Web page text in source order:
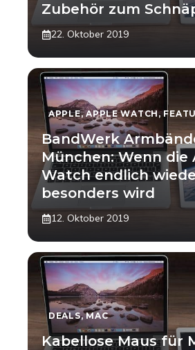
Zubehör zum
22. Oktober 2019
APPLE,APPLE WATCH,
BandWerk
München: Wenn die
Watch endlich
besonders wird
12. Oktober 2019
DEALS,MAC
Kabellose Maus für